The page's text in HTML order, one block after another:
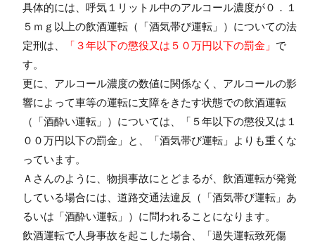
具体的には、呼気１リットル中のアルコール濃度が０．１
５ｍｇ以上の飲酒運転（「酒気帯び運転」）についての法
定刑は、
「３年以下の懲役又は５０万円以下の罰金」 で
す。
更に、アルコール濃度の数値に関係なく、アルコールの影
響によって車等の運転に支障をきたす状態での飲酒運転
（「酒酔い運転」）については、「５年以下の懲役又は１
００万円以下の罰金」と、「酒気帯び運転」よりも重くな
っています。
Ａさんのように、物損事故にとどまるが、飲酒運転が発覚
している場合には、道路交通法違反（「酒気帯び運転」あ
るいは「酒酔い運転」）に問われることになります。
飲酒運転で人身事故を起こした場合、「過失運転致死傷